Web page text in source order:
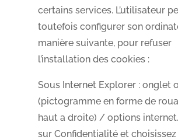
certains services. L’utilisateur
toutefois configurer son
manière suivante, pour refuser
l’installation des cookies :
Sous Internet Explorer : onglet
(pictogramme en forme de
haut a droite) / options
sur Confidentialité et